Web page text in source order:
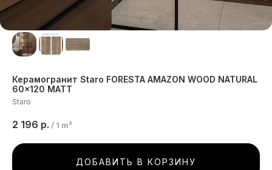
Керамогранит Staro FORESTA AMAZON WOOD NATURAL
60x120 MATT
Staro
2 196 р. / 1 m²
ДОБАВИТЬ В КОРЗИНУ